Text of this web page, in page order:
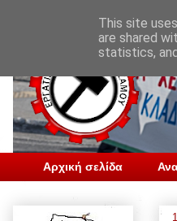
Αρχική σελίδα
This site
are shared
statistics,